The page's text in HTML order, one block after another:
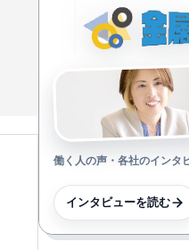
働く人の声・各社のインタ
インタビューを読む